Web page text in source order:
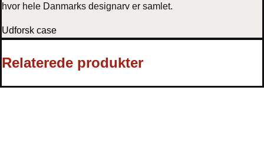
hvor hele Danmarks designarv er samlet.
Udforsk case
Relaterede produkter